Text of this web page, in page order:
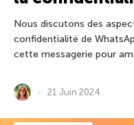
Nous discutons des
confidentialité de
cette messagerie pour
21 Juin 2024